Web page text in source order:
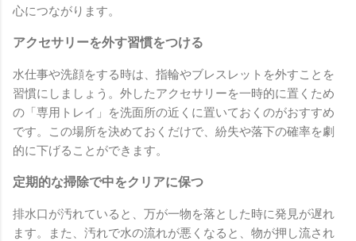
心につながります。
アクセサリーを外す習慣をつける
水仕事や洗顔をする時は、指輪やブレスレットを外すことを
習慣にしましょう。外したアクセサリーを一時的に置くため
の「専用トレイ」を洗面所の近くに置いておくのがおすすめ
です。この場所を決めておくだけで、紛失や落下の確率を劇
的に下げることができます。
定期的な掃除で中をクリアに保つ
排水口が汚れていると、万が一物を落とした時に発見が遅れ
ます。また、汚れで水の流れが悪くなると、物が押し流され